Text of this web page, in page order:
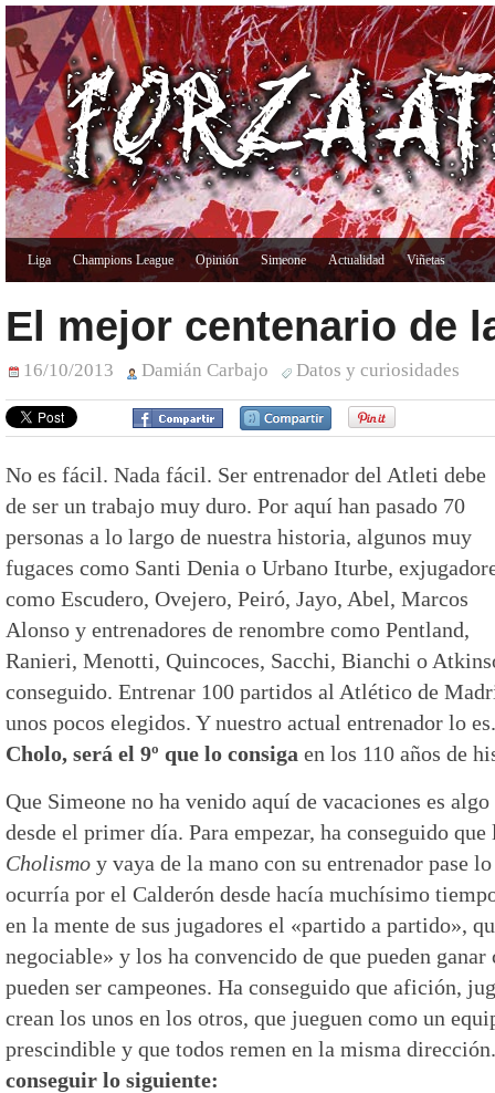
Liga Champions League Opinión Simeone Actualidad Viñetas
El mejor centenario de
16/10/2013 Damián Carbajo Datos y curiosidades
No es fácil. Nada fácil. Ser entrenador del Atleti debe
de ser un trabajo muy duro. Por aquí han pasado 70
personas a lo largo de nuestra historia, algunos muy
fugaces como Santi Denia o Urbano Iturbe,
como Escudero, Ovejero, Peiró, Jayo, Abel, Marcos
Alonso y entrenadores de renombre como Pentland,
Ranieri, Menotti, Quincoces, Sacchi, Bianchi o
conseguido. Entrenar 100 partidos al Atlético de
unos pocos elegidos. Y nuestro actual entrenador lo
Cholo, será el 9º que lo consiga en los 110 años de
Que Simeone no ha venido aquí de vacaciones es
desde el primer día. Para empezar, ha conseguido
Cholismo y vaya de la mano con su entrenador pase
ocurría por el Calderón desde hacía muchísimo
en la mente de sus jugadores el «partido a partido»,
negociable» y los ha convencido de que pueden
pueden ser campeones. Ha conseguido que afición,
crean los unos en los otros, que jueguen como un
prescindible y que todos remen en la misma
conseguir lo siguiente: